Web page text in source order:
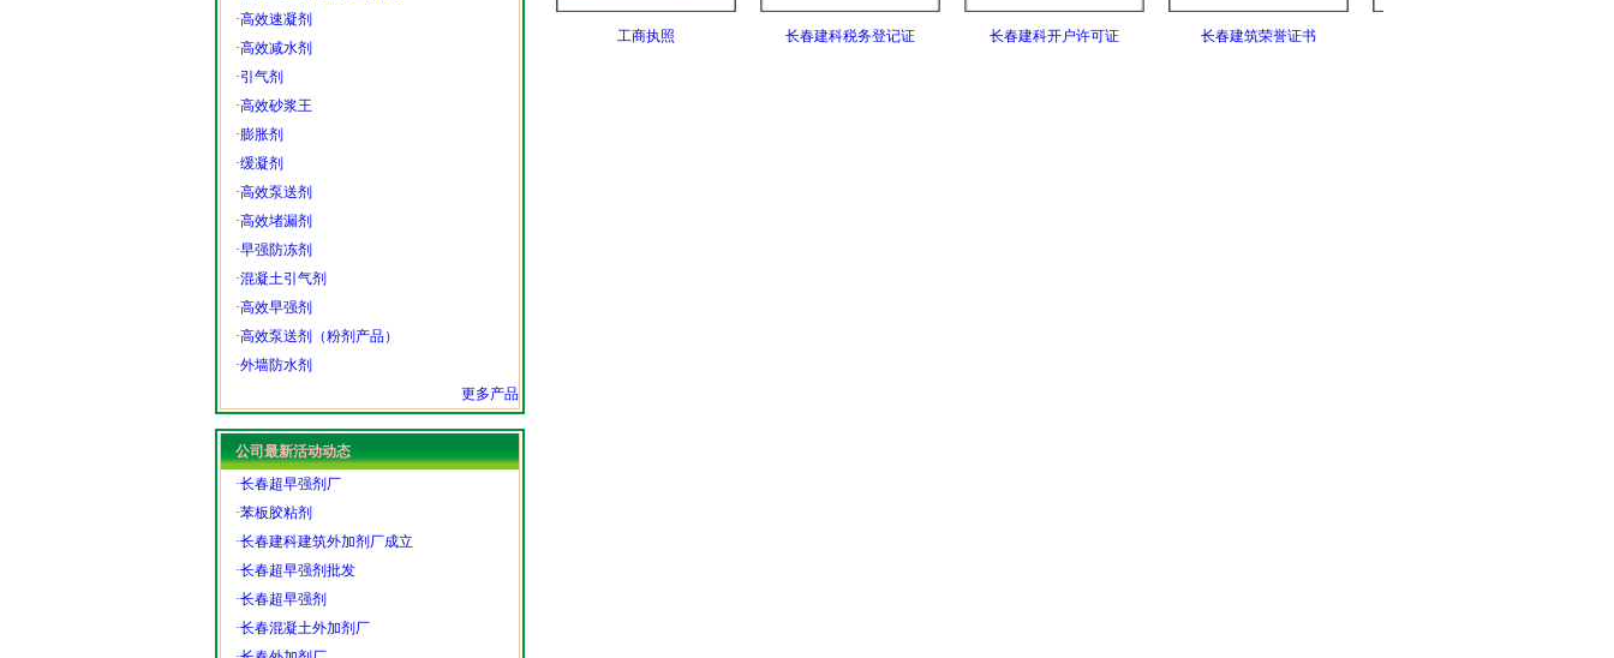
·高效速凝剂
·高效减水剂
·引气剂
·高效砂浆王
·膨胀剂
·缓凝剂
·高效泵送剂
·高效堵漏剂
·早强防冻剂
·混凝土引气剂
·高效早强剂
·高效泵送剂（粉剂产品）
·外墙防水剂
更多产品
公司最新活动动态
·长春超早强剂厂
·苯板胶粘剂
·长春建科建筑外加剂厂成立
·长春超早强剂批发
·长春超早强剂
·长春混凝土外加剂厂
工商执照 长春建科税务登记证 长春建科开户许可证 长春建筑荣誉证书